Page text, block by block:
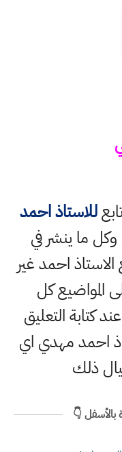
للاستاذ احمد
ما ينشر في
احمد غير
المواضيع كل
التعليق
احمد مهدي اي
ذلك
بالأسفل 👇